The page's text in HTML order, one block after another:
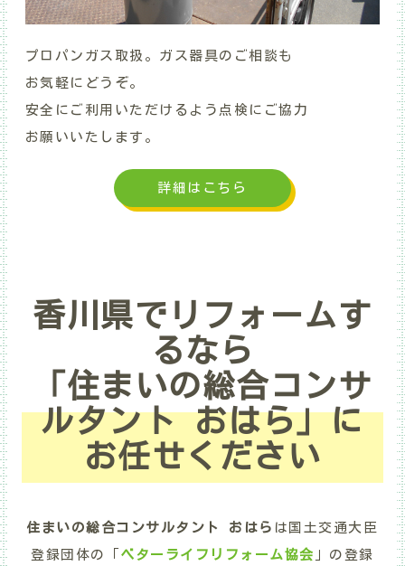
プロパンガス取扱。ガス器具のご相談も
お気軽にどうぞ。
安全にご利用いただけるよう点検にご協力
お願いいたします。
詳細はこちら
香川県でリフォームす
るなら
「住まいの総合コンサ
ルタント おはら」に
お任せください
住まいの総合コンサルタント おはら は国土交通大臣
登録団体の「 ベターライフリフォーム協会
」の登録